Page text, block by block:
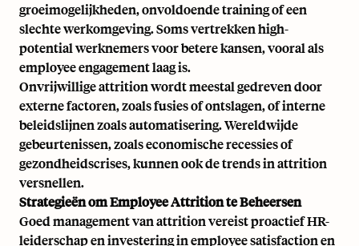
groeimogelijkheden, onvoldoende training of een
slechte werkomgeving. Soms vertrekken high-
potential werknemers voor betere kansen, vooral als
employee engagementlaag is.
Onvrijwillige attrition wordt meestal gedreven door
externe factoren, zoals fusies of ontslagen, of interne
beleidslijnen zoals automatisering. Wereldwijde
gebeurtenissen, zoals economische recessies of
gezondheidscrises, kunnen ook de trends in attrition
versnellen.
Strategieën om Employee Attrition te Beheersen
Goed management van attrition vereist proactief HR-
leiderschap en investering inemployee satisfactionen